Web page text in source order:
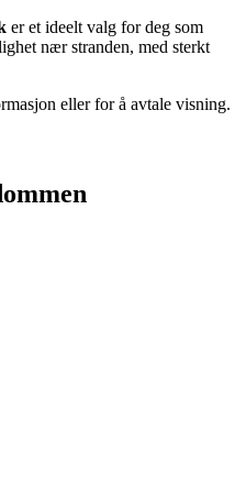
er et ideelt valg for deg som
nær stranden, med sterkt
eller for å avtale visning.